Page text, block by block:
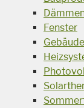
Fenster